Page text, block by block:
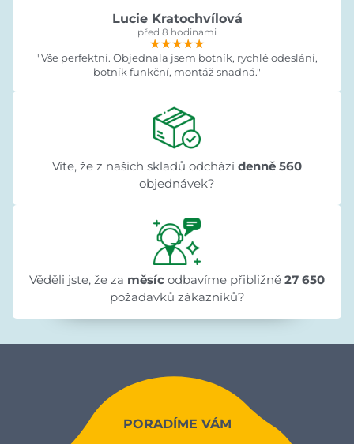
Lucie Kratochvílová
před 8 hodinami
★★★★★
★★★★★
★★★★★
"Vše perfektní. Objednala jsem botník, rychlé odeslání,
botník funkční, montáž snadná."
Víte, že z našich skladů odchází denně 560
objednávek?
Věděli jste, že za měsíc odbavíme přibližně 27 650
požadavků zákazníků?
PORADÍME VÁM